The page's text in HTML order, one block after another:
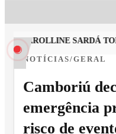
CAROLLINE SARDÁ
NOTÍCIAS/GERAL
Camboriú
emergência
risco de